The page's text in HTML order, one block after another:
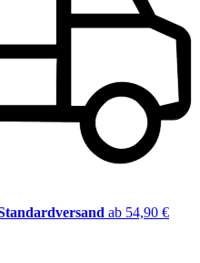
ab 54,90 €